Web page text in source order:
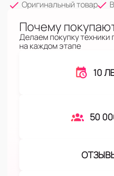
Оригинальный товар
Почему
Делаем покупку техники
на каждом этапе
10
50